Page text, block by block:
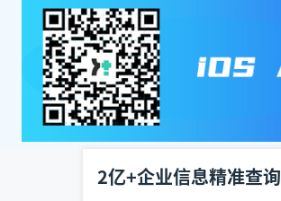
2亿+企业信息精准查询